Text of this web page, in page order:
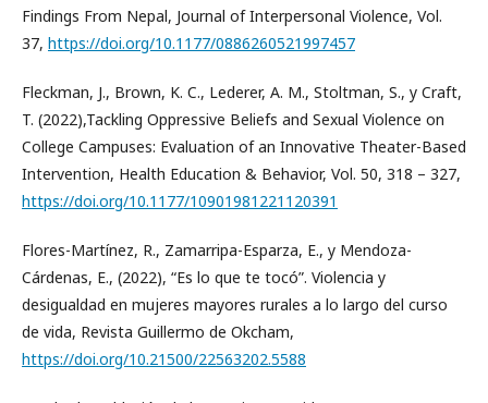
Findings From Nepal, Journal of Interpersonal Violence, Vol.
37, https://doi.org/10.1177/0886260521997457
Fleckman, J., Brown, K. C., Lederer, A. M., Stoltman, S., y Craft,
T. (2022),Tackling Oppressive Beliefs and Sexual Violence on
College Campuses: Evaluation of an Innovative Theater-Based
Intervention, Health Education & Behavior, Vol. 50, 318 – 327,
https://doi.org/10.1177/10901981221120391
Flores-Martínez, R., Zamarripa-Esparza, E., y Mendoza-
Cárdenas, E., (2022), “Es lo que te tocó”. Violencia y
desigualdad en mujeres mayores rurales a lo largo del curso
de vida, Revista Guillermo de Okcham,
https://doi.org/10.21500/22563202.5588